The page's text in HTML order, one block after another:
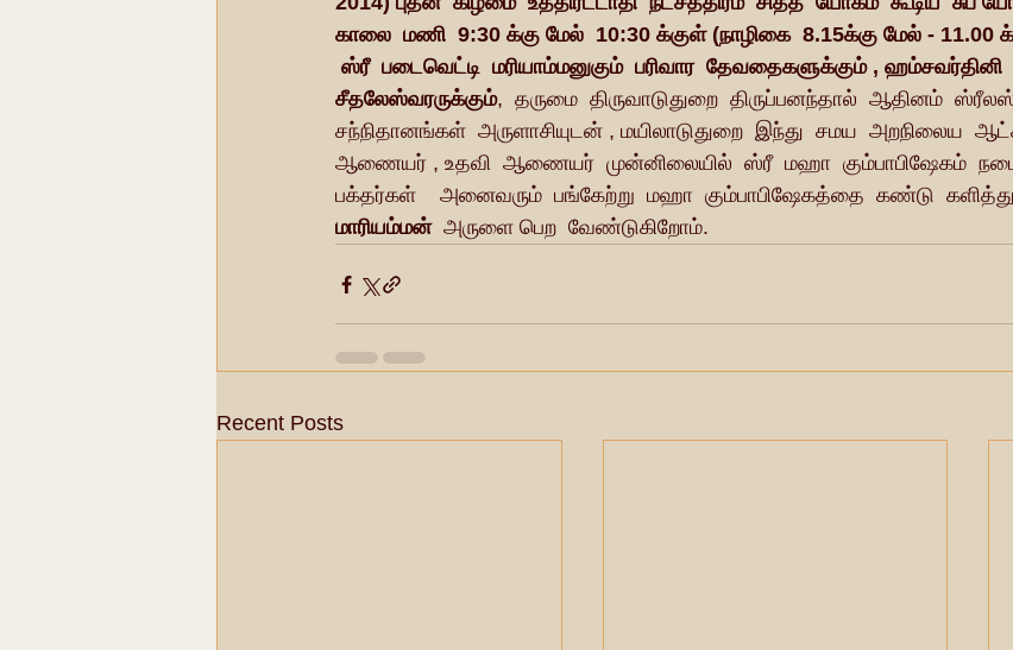
காலை  மணி  9:30 க்கு மேல்  10:30 க்குள் (நாழிகை  8.15க்கு மேல் - 11.00
ஸ்ரீ  படைவெட்டி  மரியாம்மனுகும்  பரிவார  தேவதைகளுக்கும் , ஹம்சவர்தினி
சீதலேஸ்வரருக்கும்,  தருமை  திருவாடுதுறை  திருப்பனந்தால்  ஆதினம்
சந்நிதானங்கள்  அருளாசியுடன் , மயிலாடுதுறை  இந்து  சமய  அறநிலைய
ஆணையர் , உதவி  ஆணையர்  முன்னிலையில்  ஸ்ரீ  மஹா  கும்பாபிஷேகம்  நடை
பக்தர்கள்    அனைவரும்  பங்கேற்று  மஹா  கும்பாபிஷேகத்தை  கண்டு  களித்து
மாரியம்மன்
  அருளை பெற  வேண்டுகிறோம்.
Recent Posts